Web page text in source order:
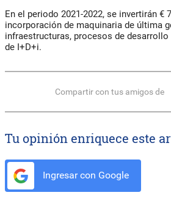
En el periodo 2021-2022, se invertirán €
incorporación de maquinaria de última
infraestructuras, procesos de
de I+D+i.
Compartir con tus amigos de
Tu opinión enriquece este
Ingresar con Google